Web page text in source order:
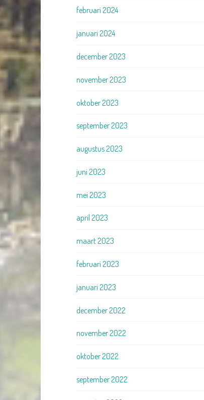
februari 2024
januari 2024
december 2023
november 2023
oktober 2023
september 2023
augustus 2023
juni 2023
mei 2023
april 2023
maart 2023
februari 2023
januari 2023
december 2022
november 2022
oktober 2022
september 2022